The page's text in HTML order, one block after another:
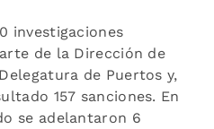
investigaciones
de la Dirección de
de Puertos y,
157 sanciones. En
se adelantaron 6